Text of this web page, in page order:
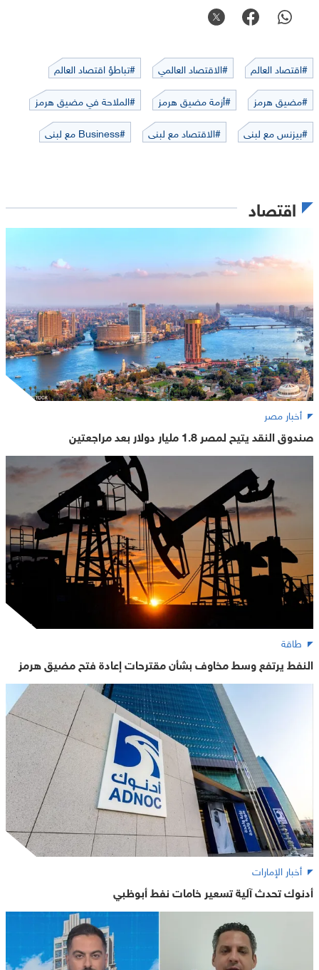
#اقتصاد العالم #الاقتصاد العالمي
#تباطؤ اقتصاد العالم
#مضيق هرمز
#أزمة مضيق هرمز
#الملاحة في مضيق هرمز
#بيزنس مع لبنى
#الاقتصاد مع لبنى #Business مع لبنى
اقتصاد
أخبار مصر
صندوق النقد يتيح لمصر 1.8 مليار دولار بعد مراجعتين
طاقة
النفط يرتفع وسط مخاوف بشأن مقترحات إعادة فتح مضيق هرمز
أخبار الإمارات
أدنوك تحدث آلية تسعير خامات نفط أبوظبي